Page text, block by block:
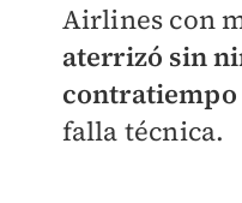
Airlines con
aterrizó sin
contratiempo
falla técnica.